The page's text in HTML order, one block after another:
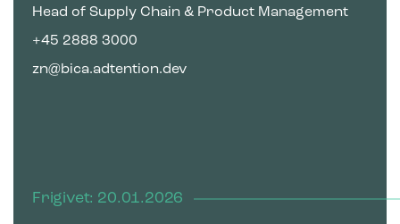
Head of Supply Chain & Product Management
+45 2888 3000
zn@bica.adtention.dev
Frigivet: 20.01.2026